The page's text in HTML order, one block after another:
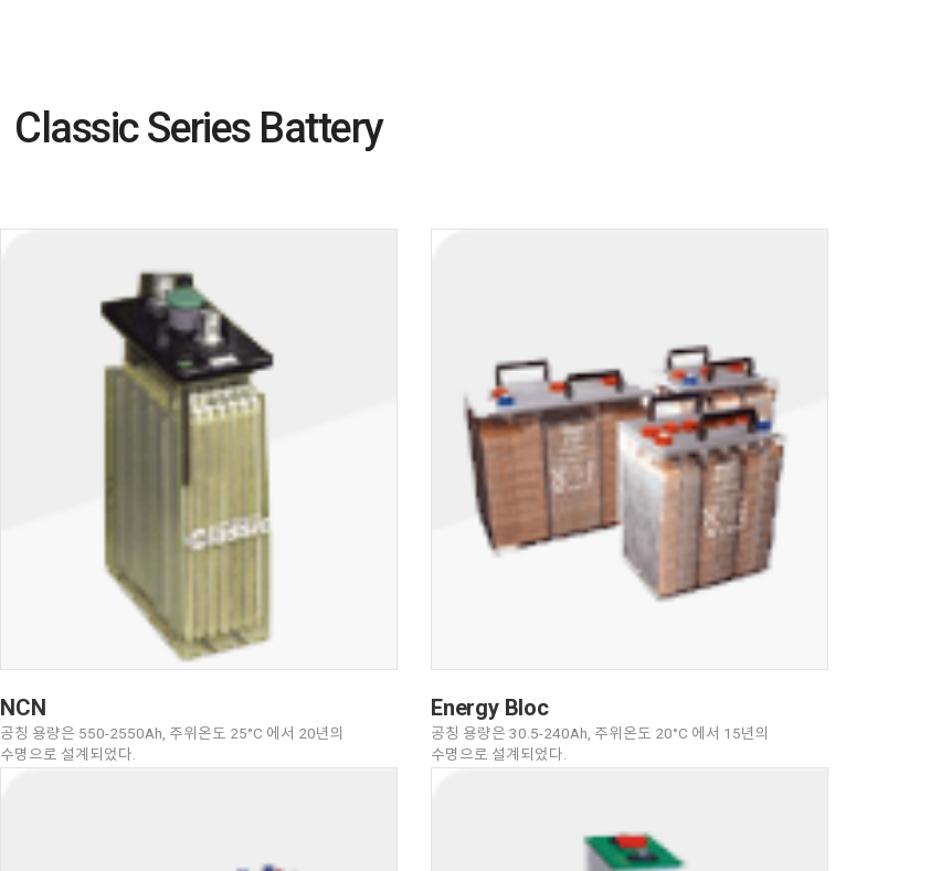
Classic Series Battery
NCN
공칭 용량은 550-2550Ah, 주위온도 25°C 에서 20년의
수명으로 설계되었다.
Energy Bloc
공칭 용량은 30.5-240Ah, 주위온도 20°C 에서 15년의
수명으로 설계되었다.